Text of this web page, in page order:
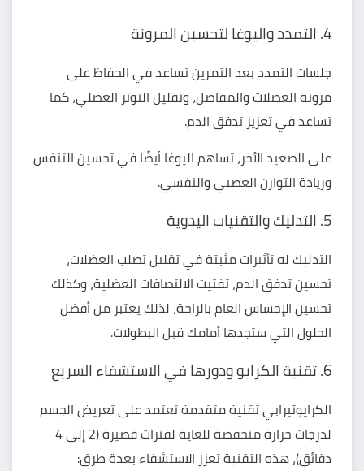
4. التمدد واليوغا لتحسين المرونة
جلسات التمدد بعد التمرين تساعد في الحفاظ على
مرونة العضلات والمفاصل، وتقليل التوتر العضلي، كما
تساعد في تعزيز تدفق الدم.
على الصعيد الأخر، تساهم اليوغا أيضًا في تحسين التنفس
وزيادة التوازن العصبي والنفسي.
5. التدليك والتقنيات اليدوية
التدليك له تأثيرات مثبتة في تقليل تصلب العضلات،
تحسين تدفق الدم، تفتيت الالتصاقات العضلية، وكذلك
تحسين الإحساس العام بالراحة، لذلك يعتبر من أفضل
الحلول التي ستجدها أمامك قبل البطولات.
6. تقنية الكرايو ودورها في الاستشفاء السريع
الكرايوثيرابيتقنية متقدمة تعتمد على تعريض الجسم
لدرجات حرارة منخفضة للغاية لفترات قصيرة (2 إلى 4
دقائق)، هذه التقنية تعزز الاستشفاء بعدة طرق: